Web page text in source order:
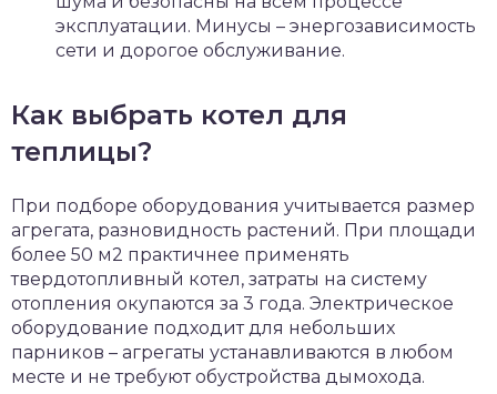
эксплуатации. Минусы – энергозависимость
сети и дорогое обслуживание.
Как выбрать котел для
теплицы?
При подборе оборудования учитывается размер
агрегата, разновидность растений. При площади
более 50 м2 практичнее применять
твердотопливный котел, затраты на систему
отопления окупаются за 3 года. Электрическое
оборудование подходит для небольших
парников – агрегаты устанавливаются в любом
месте и не требуют обустройства дымохода.